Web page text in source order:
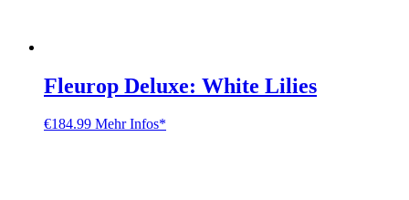
Fleurop Deluxe: White Lilies
€184.99 Mehr Infos*